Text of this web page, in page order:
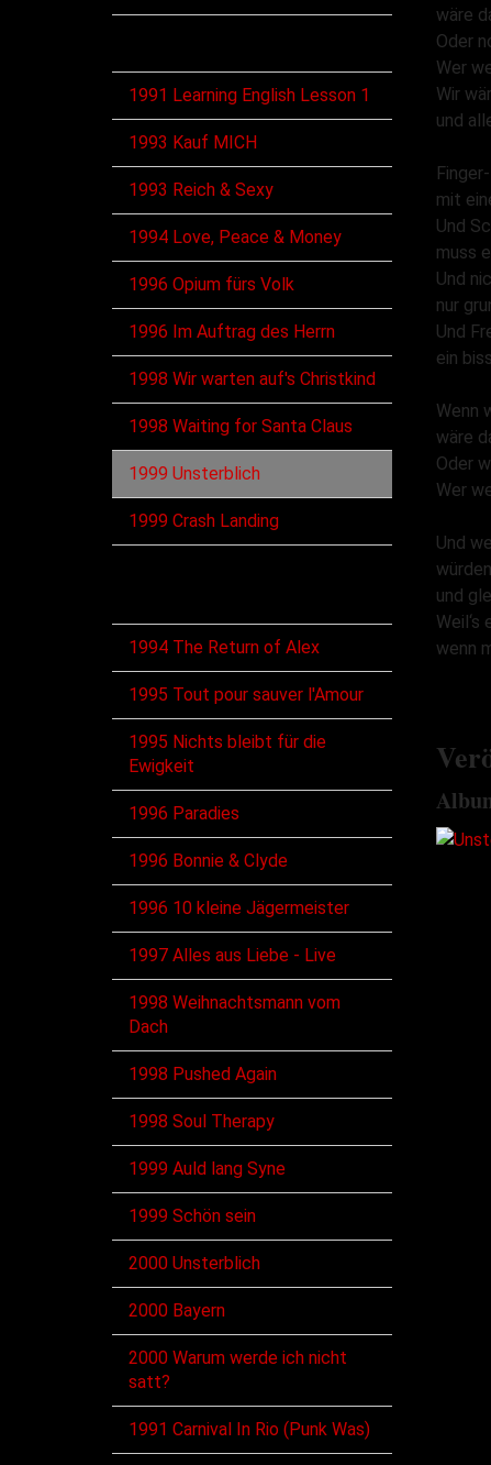
wäre
Oder
Wer
Wir
und
mit
Und
muss
Und
nur
Und
ein
Wenn
wäre
Oder
Wer
Und
und
wenn
1991 Learning English Lesson 1
1993 Kauf MICH
1993 Reich & Sexy
1994 Love, Peace & Money
1996 Opium fürs Volk
1996 Im Auftrag des Herrn
1998 Wir warten auf's Christkind
1998 Waiting for Santa Claus
1999 Unsterblich
1999 Crash Landing
1994 The Return of Alex
1995 Tout pour sauver l'Amour
1995 Nichts bleibt für die
Ewigkeit
1996 Paradies
1996 Bonnie & Clyde
1996 10 kleine Jägermeister
1997 Alles aus Liebe - Live
1998 Weihnachtsmann vom
Dach
1998 Pushed Again
1998 Soul Therapy
1999 Auld lang Syne
1999 Schön sein
2000 Unsterblich
2000 Bayern
2000 Warum werde ich nicht
satt?
1991 Carnival In Rio (Punk Was)